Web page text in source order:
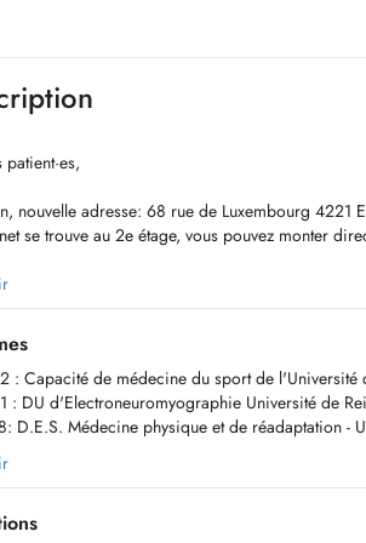
patient·es,
nouvelle adresse: 68 rue de Luxembourg 4221
se trouve au 2e étage, vous pouvez monter
Florie KUTA prend en charge les pathologies
(os, articulations, muscles, tendons,
du rachis. Elle pratique la mésothérapie à
carpien), sciatique ou névralgie cervico-brachiale.
: Capacité de médecine du sport de l'Université
: DU d'Electroneuromyographie Université de
D.E.S. Médecine physique et de réadaptation -